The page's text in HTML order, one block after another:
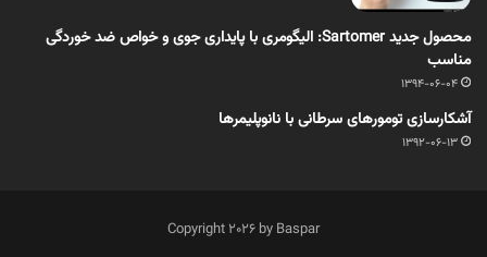
محصول جدید Sartomer: الیگومری با پایداری جوی و خواص ضد خوردگی
مناسب
1394-06-04
آشکارسازی تومورهای سرطانی با نانوپلیمرها
1392-06-13
Copyright 2026 by Baspar